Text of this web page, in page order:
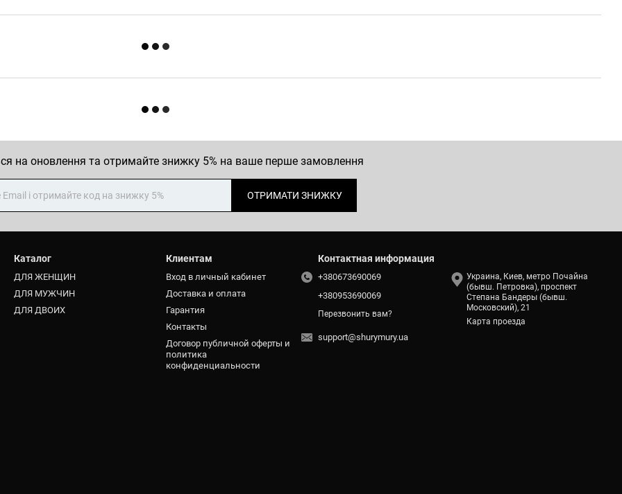
на оновлення та отримайте знижку 5% на ваше перше замовлення
ОТРИМАТИ ЗНИЖКУ
Каталог
ДЛЯ ЖЕНЩИН
ДЛЯ МУЖЧИН
ДЛЯ ДВОИХ
Клиентам
Вход в личный кабинет
Доставка и оплата
Гарантия
Контакты
Договор публичной оферты и
политика
конфиденциальности
Контактная информация
+380673690069
+380953690069
Перезвонить вам?
support@shurymury.ua
Украина, Киев, метро Почайна
(бывш. Петровка), проспект
Степана Бандеры (бывш.
Московский), 21
Карта проезда